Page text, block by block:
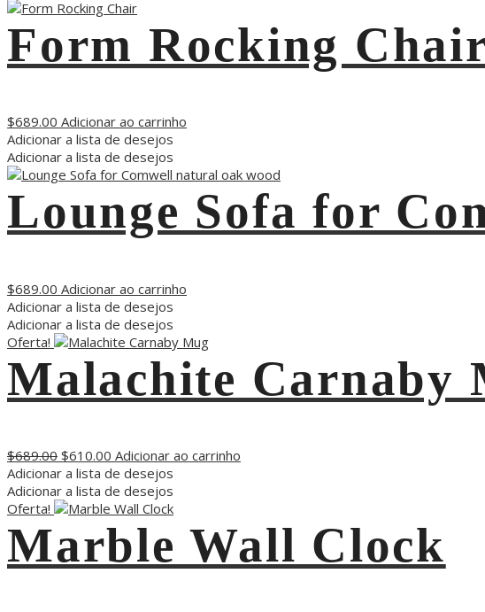
Form Rocking
$689.00 Adicionar ao carrinho
Adicionar a lista de desejos
Adicionar a lista de desejos
Lounge Sofa for
$689.00 Adicionar ao carrinho
Adicionar a lista de desejos
Adicionar a lista de desejos
Oferta!
Malachite Carnaby
$689.00 $610.00 Adicionar ao carrinho
Adicionar a lista de desejos
Adicionar a lista de desejos
Oferta!
Marble Wall Clock